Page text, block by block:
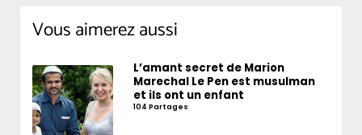
Vous aimerez aussi
L’amant secret de Marion
Marechal Le Pen est musulman
et ils ont un enfant
104 Partages